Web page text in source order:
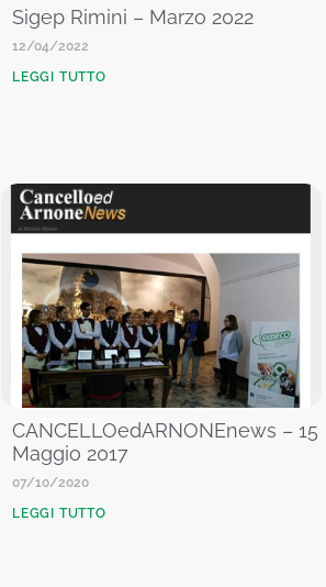
Sigep Rimini – Marzo 2022
12/04/2022
LEGGI TUTTO
CANCELLOedARNONEnews – 15
Maggio 2017
07/10/2020
LEGGI TUTTO